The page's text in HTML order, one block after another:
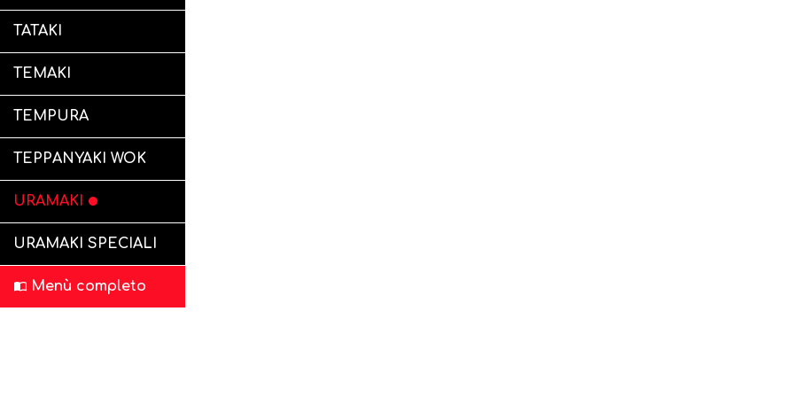
TATAKI
TEMAKI
TEMPURA
TEPPANYAKI WOK
URAMAKI
URAMAKI SPECIALI
Menù completo